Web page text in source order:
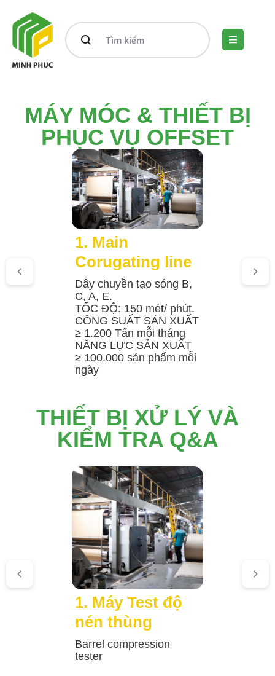
MÁY MÓC & THIẾT BỊ
PHỤC VỤ OFFSET
1. Main
Corugating line
Dây chuyền tạo sóng B,
C, A, E.
TỐC ĐỘ: 150 mét/ phút.
CÔNG SUẤT SẢN XUẤT
≥ 1.200 Tấn mỗi tháng
NĂNG LỰC SẢN XUẤT
≥ 100.000 sản phẩm mỗi
ngày
THIẾT BỊ XỬ LÝ VÀ
KIỂM TRA Q&A
1. Máy Test độ
nén thùng
Barrel compression
tester